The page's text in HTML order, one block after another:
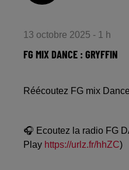
13 octobre 2025 - 1 h
FG MIX DANCE : GRYFFIN
Réécoutez FG mix
🎧 Ecoutez la radio FG
Play https://urlz.fr/hhZC)